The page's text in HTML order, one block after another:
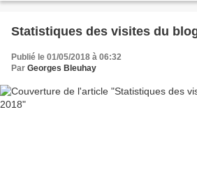
Statistiques des visites du
Publié le 01/05/2018 à 06:32
Par Georges Bleuhay